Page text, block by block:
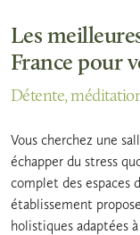
Les
France pour
Détente,
Vous cherchez une
échapper du stress
complet des espaces
établissement
holistiques adaptées